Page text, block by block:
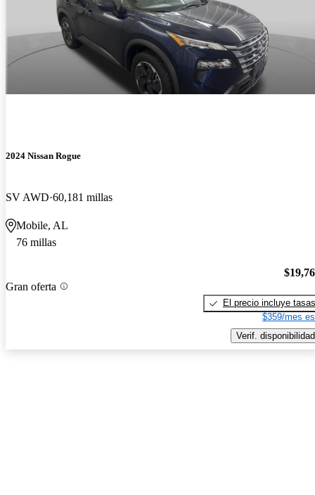
2024 Nissan Rogue
SV AWD 60,181 millas
Mobile, AL
76 millas
Gran oferta
El precio incluye tasas
$359/mes
Verif. disponibilidad